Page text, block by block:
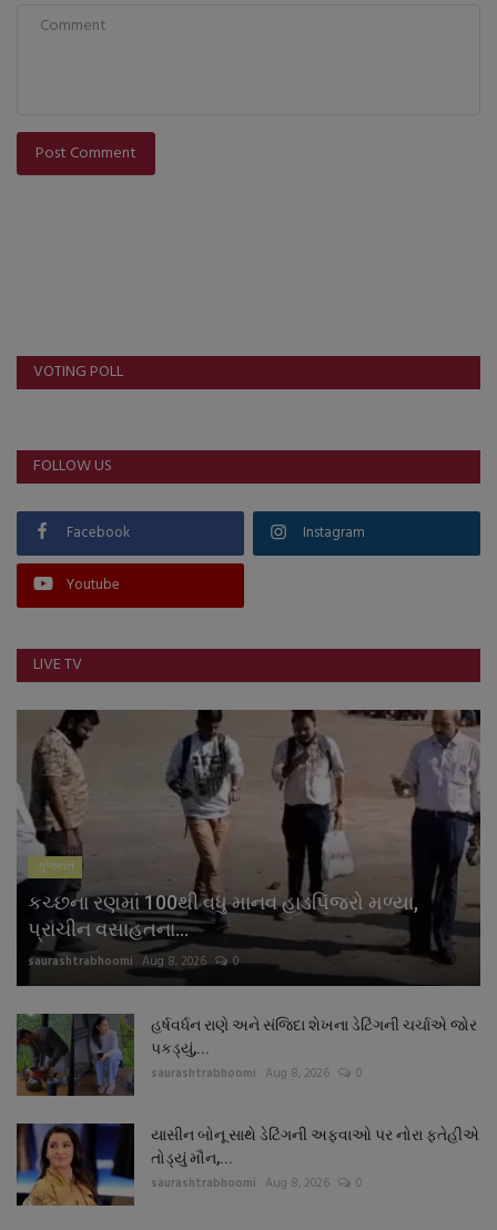
Post Comment
VOTING POLL
FOLLOW US
Facebook Instagram
Youtube
LIVE TV
ગુજરાત
કચ્છના રણમાં 100થી વધુ માનવ હાડપિંજરો મળ્યા,
પ્રાચીન વસાહતના...
saurashtrabhoomi Aug 8, 2026 0
હર્ષવર્ધન રાણે અને સંજિદા શેખના ડેટિંગની ચર્ચાએ જોર
પકડ્યું,...
saurashtrabhoomi Aug 8, 2026 0
યાસીન બોનૂ સાથે ડેટિંગની અફવાઓ પર નોરા ફતેહીએ
તોડ્યું મૌન,...
saurashtrabhoomi Aug 8, 2026 0